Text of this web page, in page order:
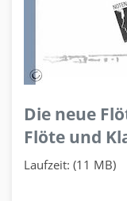
Die neue
Flöte und
Laufzeit: (11 MB)